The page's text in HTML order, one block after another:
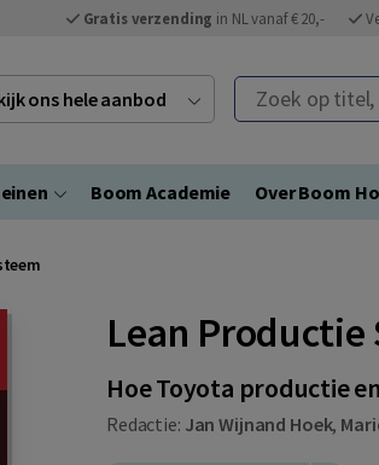
Gratis verzending in NL vanaf € 20,-
ons hele aanbod Zoek op titel,
Boom Academie Over Boom
Lean Productie
Hoe Toyota productie
Redactie: Jan Wijnand Hoek,